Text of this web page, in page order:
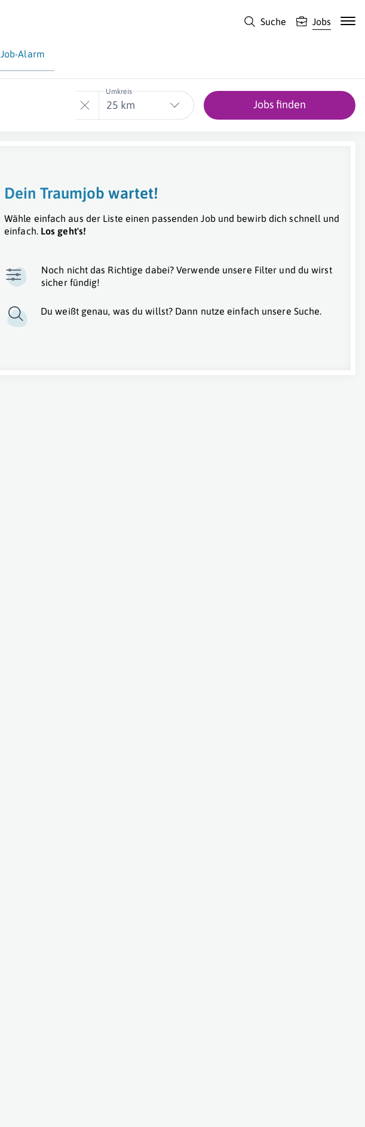
Suche Jobs
Job-Alarm
Umkreis
25 km Jobs finden
Dein Traumjob wartet!
Wähle einfach aus der Liste einen passenden Job und bewirb dich schnell und
einfach. Los geht's!
Noch nicht das Richtige dabei? Verwende unsere Filter und du wirst
sicher fündig!
Du weißt genau, was du willst? Dann nutze einfach unsere Suche.